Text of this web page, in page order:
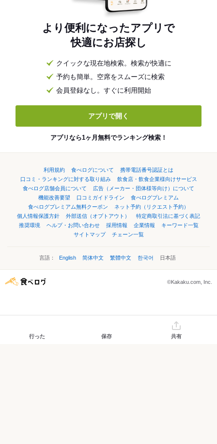
より便利になったアプリで
快適にお店探し
クイックな現在地検索。検索が快適に
予約も簡単。空席をスムーズに検索
会員登録なし。すぐに利用開始
アプリで開く
アプリなら1ヶ月無料でランキング検索！
利用規約 食べログについて
携帯電話番号認証とは
口コミ・ランキングに対する取り組み
飲食店・飲食企業様向けサービス
食べログ店舗会員について
広告（メーカー・団体様等向け）について
機能改善要望
口コミガイドライン
食べログプレミアム
食べログプレミアム無料クーポン
ネット予約（リクエスト予約）
個人情報保護方針
外部送信（オプトアウト）
特定商取引法に基づく表記
推奨環境
ヘルプ・お問い合わせ 採用情報 企業情報
キーワード一覧
サイトマップ
チェーン一覧
言語： English 简体中文 繁體中文 한국어 日本語
©Kakaku.com, Inc.
行った 保存 共有